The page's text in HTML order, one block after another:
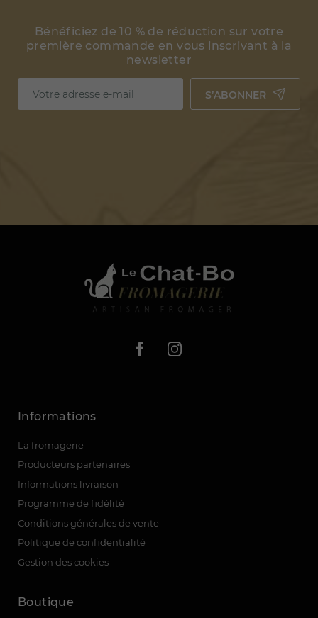
Bénéficiez de 10 % de réduction sur votre
première commande en vous inscrivant à la
newsletter
S’ABONNER
Informations
La fromagerie
Producteurs partenaires
Informations livraison
Programme de fidélité
Conditions générales de vente
Politique de confidentialité
Gestion des cookies
Boutique